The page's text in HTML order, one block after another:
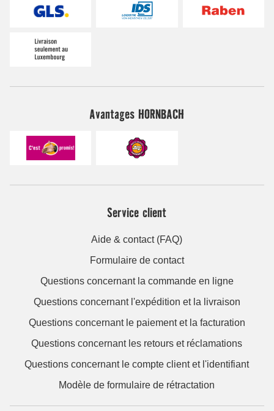
Avantages HORNBACH
Service client
Aide & contact (FAQ)
Formulaire de contact
Questions concernant la commande en ligne
Questions concernant l'expédition et la livraison
Questions concernant le paiement et la facturation
Questions concernant les retours et réclamations
Questions concernant le compte client et l'identifiant
Modèle de formulaire de rétractation